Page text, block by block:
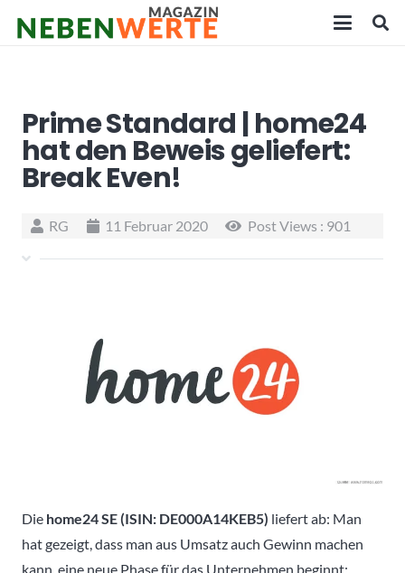
Prime Standard | home24
hat den Beweis geliefert:
Break Even!
RG 11 Februar 2020 Post Views : 901
Die home24 SE (ISIN: DE000A14KEB5) liefert ab: Man
hat gezeigt, dass man aus Umsatz auch Gewinn machen
kann, eine neue Phase für das Unternehmen beginnt:.